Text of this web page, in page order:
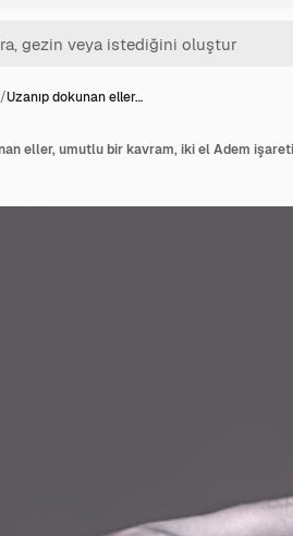
/Uzanıp dokunan eller…